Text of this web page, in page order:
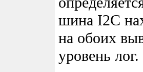
шина I2C
на обоих
уровень